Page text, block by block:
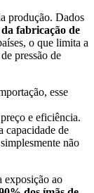
produção. Dados
fabricação de
o que limita a
pressão de
esse
e eficiência.
capacidade de
não
exposição ao